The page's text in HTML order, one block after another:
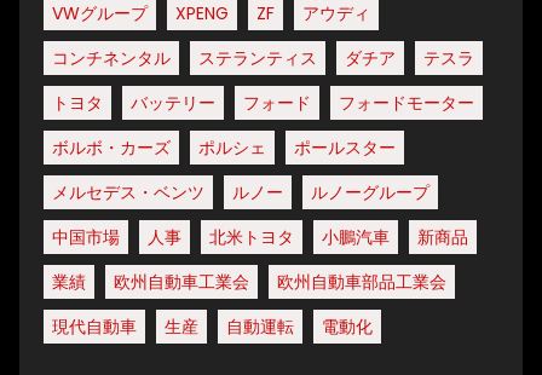
VWグループ
XPENG ZF
アウディ
コンチネンタル
ステランティス ダチア
テスラ
トヨタ
バッテリー フォード
フォードモーター
ボルボ・カーズ
ポルシェ
ポールスター
メルセデス・ベンツ
ルノー
ルノーグループ
中国市場
人事 北米トヨタ 小鵬汽車
新商品
業績
欧州自動車工業会
欧州自動車部品工業会
現代自動車
生産 自動運転 電動化